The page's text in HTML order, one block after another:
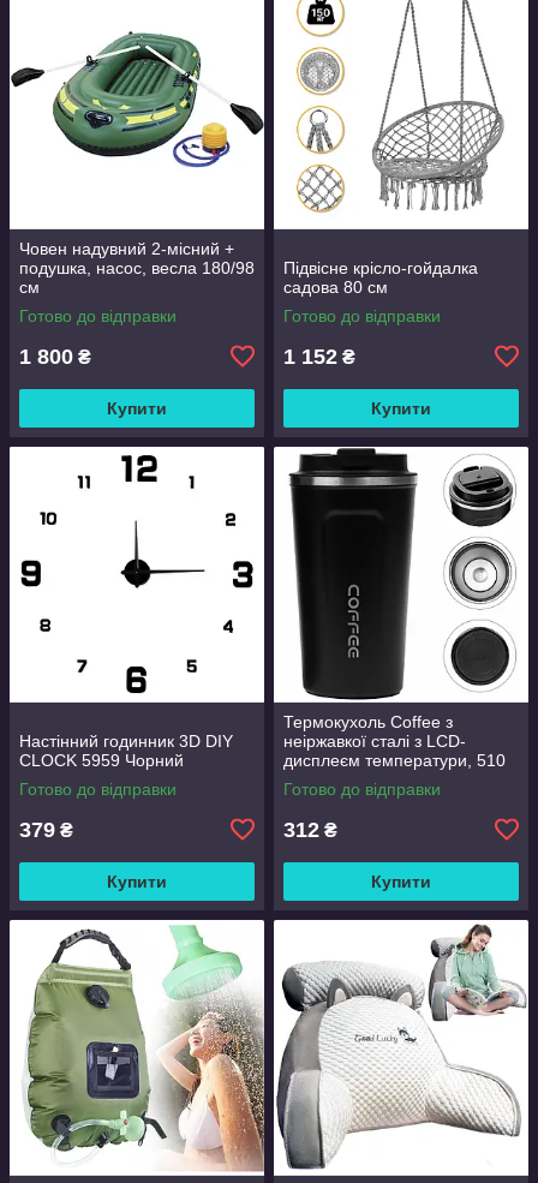
Човен надувний 2-місний +
подушка, насос, весла 180/98
см
Готово до відправки
1 800 ₴
Купити
Підвісне крісло-гойдалка
садова 80 см
Готово до відправки
1 152 ₴
Купити
Настінний годинник 3D DIY
CLOCK 5959 Чорний
Готово до відправки
379 ₴
Купити
Термокухоль Coffee з
неіржавкої сталі з LCD-
дисплеєм температури, 510
мл Чорний
Готово до відправки
312 ₴
Купити